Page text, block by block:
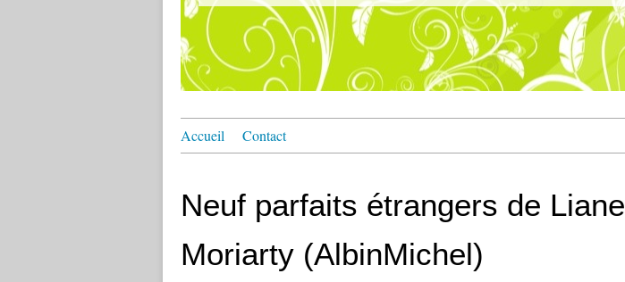
Accueil Contact
Neuf parfaits étrangers de Liane
Moriarty (AlbinMichel)